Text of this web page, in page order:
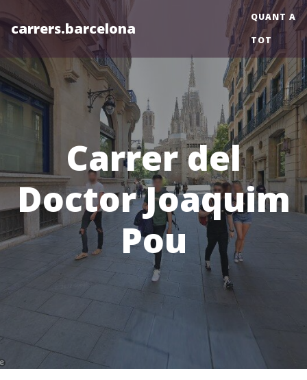
carrers.barcelona
QUANT A
TOT
Carrer del
Doctor Joaquim
Pou